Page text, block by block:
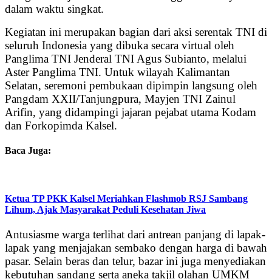
dalam waktu singkat.
Kegiatan ini merupakan bagian dari aksi serentak TNI di
seluruh Indonesia yang dibuka secara virtual oleh
Panglima TNI Jenderal TNI Agus Subianto, melalui
Aster Panglima TNI. Untuk wilayah Kalimantan
Selatan, seremoni pembukaan dipimpin langsung oleh
Pangdam XXII/Tanjungpura, Mayjen TNI Zainul
Arifin, yang didampingi jajaran pejabat utama Kodam
dan Forkopimda Kalsel.
Baca Juga:
Ketua TP PKK Kalsel Meriahkan Flashmob RSJ Sambang
Lihum, Ajak Masyarakat Peduli Kesehatan Jiwa
Antusiasme warga terlihat dari antrean panjang di lapak-
lapak yang menjajakan sembako dengan harga di bawah
pasar. Selain beras dan telur, bazar ini juga menyediakan
kebutuhan sandang serta aneka takjil olahan UMKM